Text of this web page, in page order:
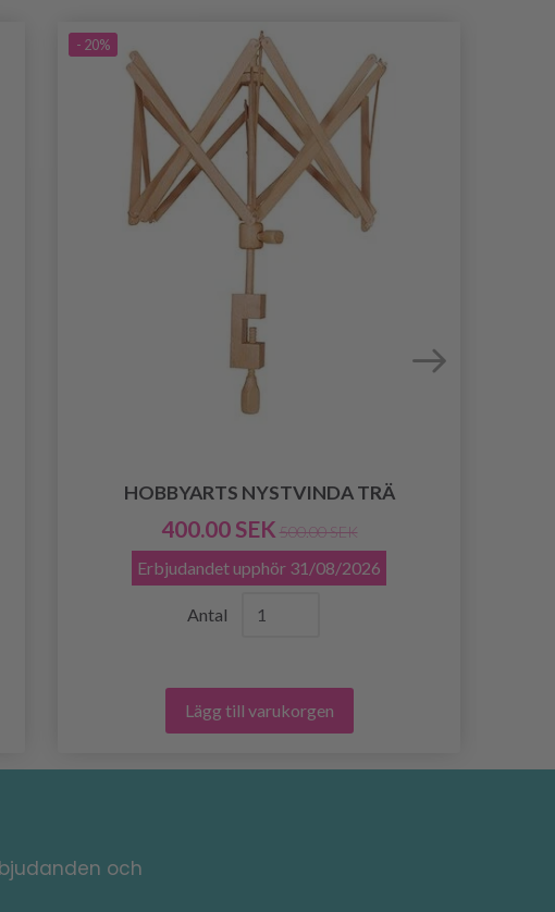
- 20%
HOBBYARTS NYSTVINDA TRÄ
400.00 SEK 500.00 SEK
Erbjudandet upphör 31/08/2026
Antal
Lägg till varukorgen
och